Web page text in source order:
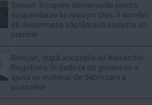
Simion: Începem demersurile pentru
suspendarea lui Nicușor Dan; îl somăm
să desemneze săptămâna aceasta un
premier
Bolojan, după acuzațiile lui Alexandru
Rogobete: În ședința de guvern nu a
ajuns un material de deblocare a
posturilor